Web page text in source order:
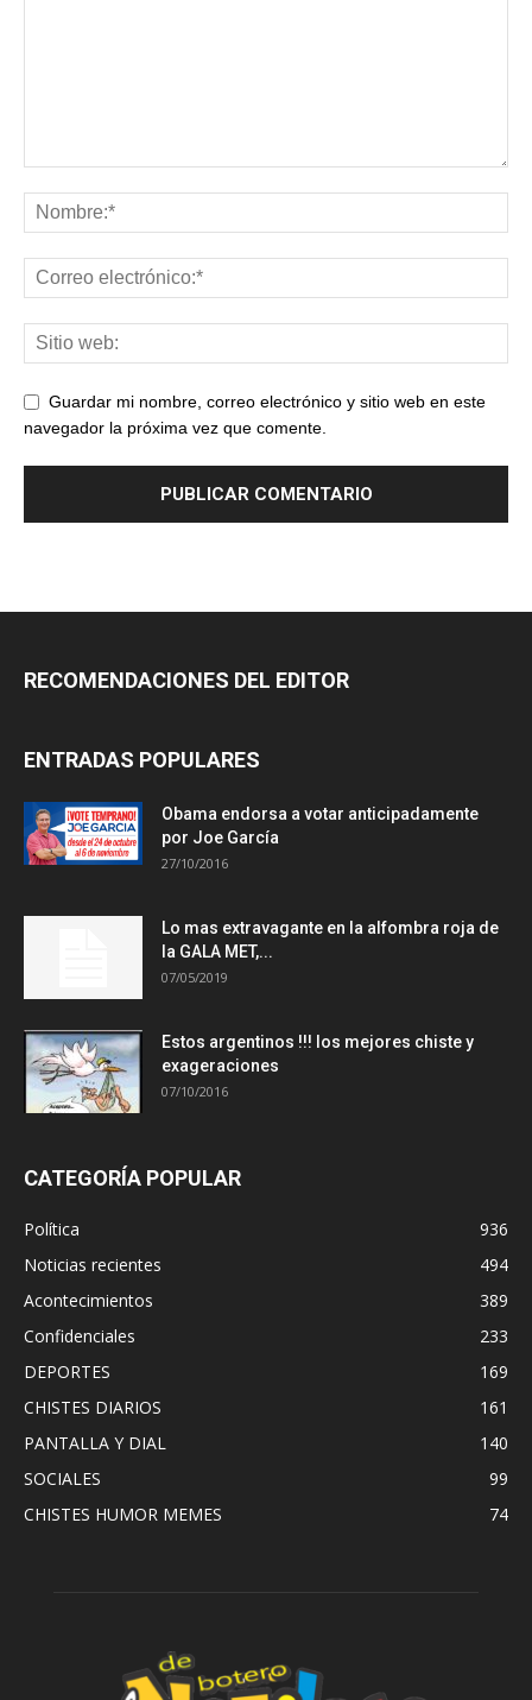
Guardar mi nombre, correo electrónico y sitio web en este
navegador la próxima vez que comente.
RECOMENDACIONES DEL EDITOR
ENTRADAS POPULARES
Obama endorsa a votar anticipadamente
por Joe García
27/10/2016
Lo mas extravagante en la alfombra roja de
la GALA MET,...
07/05/2019
Estos argentinos !!! los mejores chiste y
exageraciones
07/10/2016
CATEGORÍA POPULAR
Política
936
Noticias recientes
494
Acontecimientos
389
Confidenciales
233
DEPORTES
169
CHISTES DIARIOS
161
PANTALLA Y DIAL
140
SOCIALES
99
CHISTES HUMOR MEMES
74